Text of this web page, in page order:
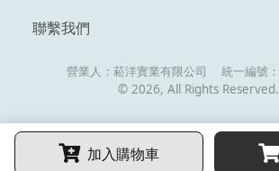
加入購物車
聯繫我們
營業人： 菘洋實業有限公司 統一編號：
© 2026, All Rights Reserved.